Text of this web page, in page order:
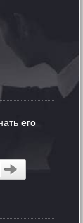
его